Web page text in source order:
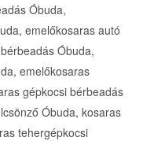
Óbuda,
emelőkosaras autó
Óbuda,
emelőkosaras
gépkocsi bérbeadás
Óbuda, kosaras
tehergépkocsi